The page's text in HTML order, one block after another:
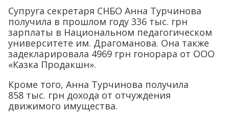
Супруга секретаря СНБО Анна Турчинова
получила в прошлом году 336 тыс. грн
зарплаты в Национальном педагогическом
университете им. Драгоманова. Она также
задекларировала 4969 грн гонорара от ООО
«Казка Продакшн».
Кроме того, Анна Турчинова получила
858 тыс. грн дохода от отчуждения
движимого имущества.